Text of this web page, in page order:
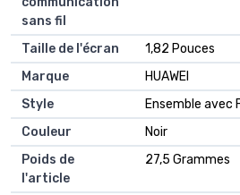
sans fil
Taille de l'écran
1,82 Pouces
Marque
HUAWEI
Style
Ensemble avec
Couleur
Noir
Poids de
l'article
27,5 Grammes